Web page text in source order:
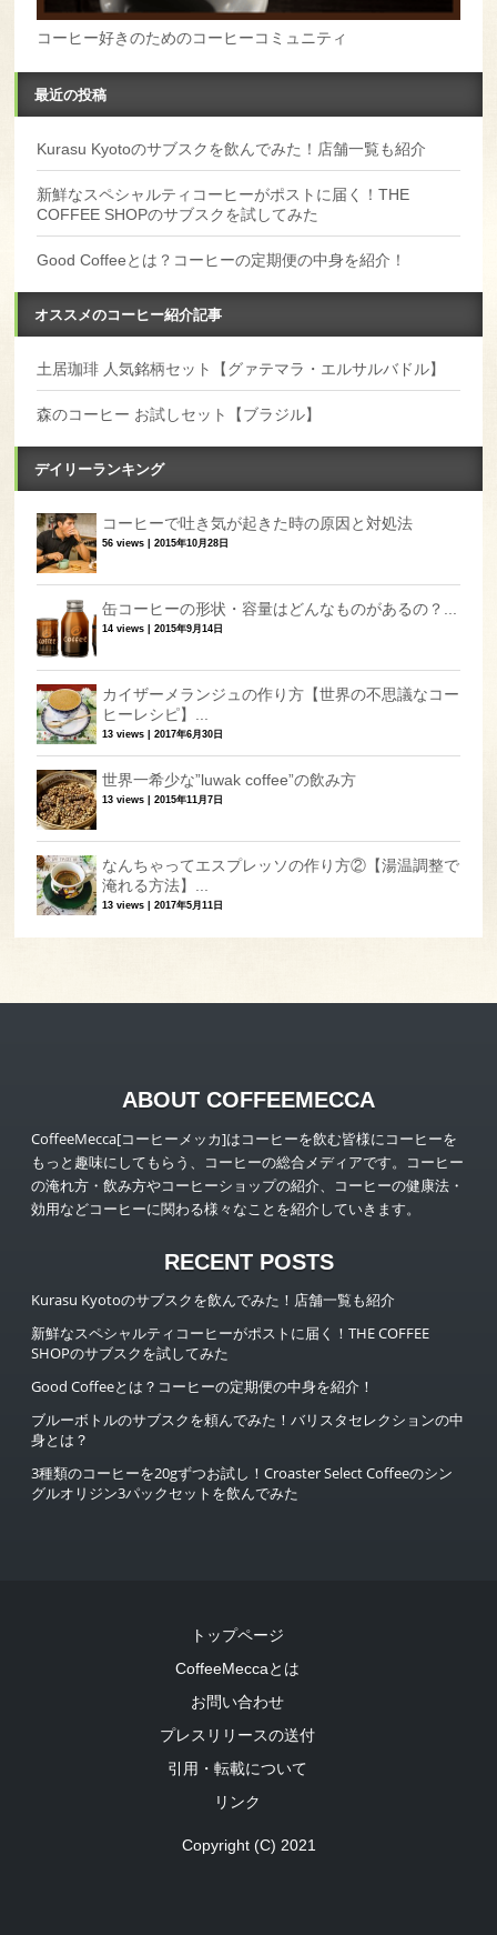
コーヒー好きのためのコーヒーコミュニティ
最近の投稿
Kurasu Kyotoのサブスクを飲んでみた！店舗一覧も紹介
新鮮なスペシャルティコーヒーがポストに届く！THE
COFFEE SHOPのサブスクを試してみた
Good Coffeeとは？コーヒーの定期便の中身を紹介！
オススメのコーヒー紹介記事
土居珈琲 人気銘柄セット【グァテマラ・エルサルバドル】
森のコーヒー お試しセット【ブラジル】
デイリーランキング
コーヒーで吐き気が起きた時の原因と対処法
56 views |2015年10月28日
缶コーヒーの形状・容量はどんなものがあるの？...
14 views |2015年9月14日
カイザーメランジュの作り方【世界の不思議なコー
ヒーレシピ】...
13 views |2017年6月30日
世界一希少な”luwak coffee”の飲み方
13 views |2015年11月7日
なんちゃってエスプレッソの作り方②【湯温調整で
淹れる方法】...
13 views |2017年5月11日
ABOUT COFFEEMECCA
CoffeeMecca[コーヒーメッカ]はコーヒーを飲む皆様にコーヒーを
もっと趣味にしてもらう、コーヒーの総合メディアです。コーヒー
の淹れ方・飲み方やコーヒーショップの紹介、コーヒーの健康法・
効用などコーヒーに関わる様々なことを紹介していきます。
RECENT POSTS
Kurasu Kyotoのサブスクを飲んでみた！店舗一覧も紹介
新鮮なスペシャルティコーヒーがポストに届く！THE COFFEE
SHOPのサブスクを試してみた
Good Coffeeとは？コーヒーの定期便の中身を紹介！
ブルーボトルのサブスクを頼んでみた！バリスタセレクションの中
身とは？
3種類のコーヒーを20gずつお試し！Croaster Select Coffeeのシン
グルオリジン3パックセットを飲んでみた
トップページ
CoffeeMeccaとは
お問い合わせ
プレスリリースの送付
引用・転載について
リンク
Copyright (C) 2021